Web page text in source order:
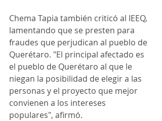
Chema Tapia también criticó al IEEQ,
lamentando que se presten para
fraudes que perjudican al pueblo de
Querétaro. "El principal afectado es
el pueblo de Querétaro al que le
niegan la posibilidad de elegir a las
personas y el proyecto que mejor
convienen a los intereses
populares", afirmó.